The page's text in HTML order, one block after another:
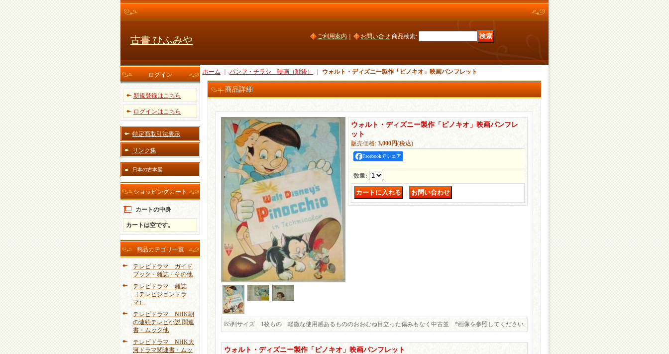
古書 ひふみや ご利用案内 お問い合せ 商品検索:
ログイン
新規登録はこちら
ログインはこちら
特定商取引法表示
リンク集
日本の古本屋
ショッピングカート
カートの中身
カートは空です。
商品カテゴリ一覧
テレビドラマ ガイド
ブック・雑誌・その他
テレビドラマ 雑誌
（テレビジョンドラ
マ）
テレビドラマ NHK朝
の連続テレビ小説 関連
書・ムック他
テレビドラマ NHK大
河ドラマ関連書・ムッ
ホーム パンフ・チラシ 映画（戦後） ウォルト・ディズニー製作「ピノキオ」映画パンフレット
商品詳細
ウォルト・ディズニー製作「ピノキオ」映画パンフレ
ット
販売価格: 3,000円(税込)
Facebookでシェア
数量:
B5判サイズ 1枚もの 軽微な使用感あるもののおおむね目立った傷みもなく中古並 *画像を参照してください
ウォルト・ディズニー製作「ピノキオ」映画パンフレット